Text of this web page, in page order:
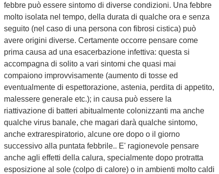
febbre può essere sintomo di diverse condizioni. Una febbre
molto isolata nel tempo, della durata di qualche ora e senza
seguito (nel caso di una persona con fibrosi cistica) può
avere origini diverse. Certamente occorre pensare come
prima causa ad una esacerbazione infettiva: questa si
accompagna di solito a vari sintomi che quasi mai
compaiono improvvisamente (aumento di tosse ed
eventualmente di espettorazione, astenia, perdita di appetito,
malessere generale etc.); in causa può essere la
riattivazione di batteri abitualmente colonizzanti ma anche
qualche virus banale, che magari darà qualche sintomo,
anche extrarespiratorio, alcune ore dopo o il giorno
successivo alla puntata febbrile.. E' ragionevole pensare
anche agli effetti della calura, specialmente dopo protratta
esposizione al sole (colpo di calore) o in ambienti molto caldi